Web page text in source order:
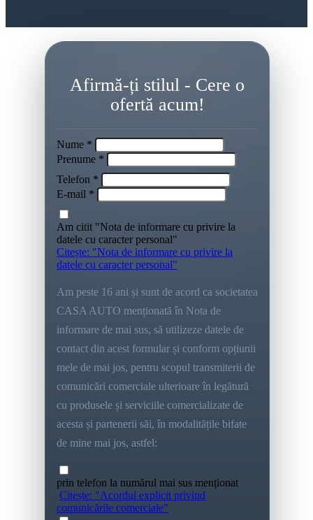
Afirmă-ți stilul - Cere o
ofertă acum!
Nume *
Prenume *
Telefon *
E-mail *
Am citit "Nota de informare cu privire la
datele cu caracter personal"
Citește: "Nota de informare cu privire la
datele cu caracter personal"
Am peste 16 ani și sunt de acord ca societatea
CASA AUTO menționată în Nota de
informare de mai sus, să utilizeze datele de
contact din acest formular și conform opțiunii
mele de mai jos, pentru scopul transmiterii de
comunicări comerciale ulterioare în legătură
cu produsele și serviciile comercializate de
acesta și partenerii săi, în modalitățile bifate
de mine mai jos, astfel:
prin telefon la numărul mai sus menționat
Citește: "Acordul explicit privind
comunicările comerciale"